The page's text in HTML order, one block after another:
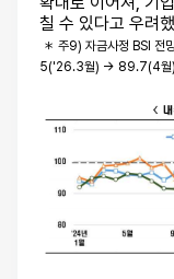
칠 수 있다고 우려
＊ 주9) 자금사정 BSI
5('26.3월) → 89.7(4월)